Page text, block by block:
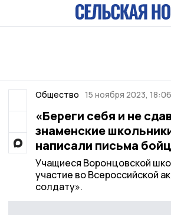
Общество 15 ноября 2023, 18:06
«Береги себя и не
знаменские
написали письма
Учащиеся Воронцовской
участие во Всероссийской
солдату».